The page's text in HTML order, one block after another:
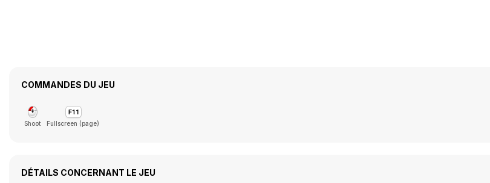
COMMANDES DU JEU
Shoot Fullscreen (page)
DÉTAILS CONCERNANT LE JEU